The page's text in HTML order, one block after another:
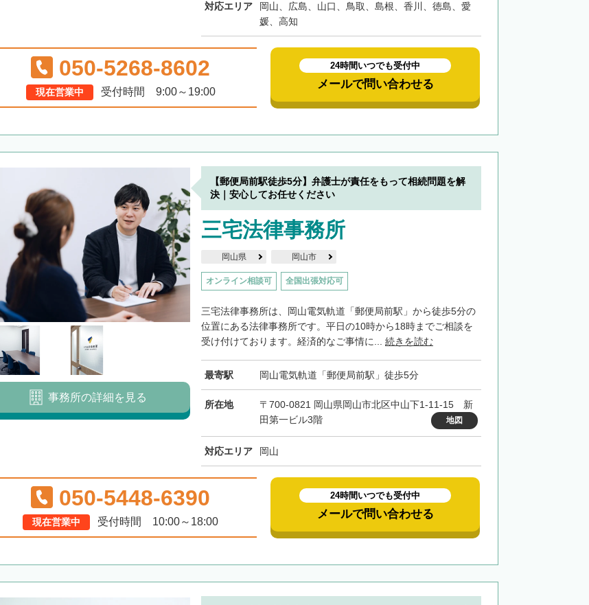
対応エリア
岡山、広島、山口、鳥取、島根、香川、徳島、愛
媛、高知
050-5268-8602
現在営業中 受付時間 9:00～19:00
24時間いつでも受付中
メールで問い合わせる
【郵便局前駅徒歩5分】弁護士が責任をもって相続問題を解
決｜安心してお任せください
三宅法律事務所
岡山県 岡山市
オンライン相談可 全国出張対応可
三宅法律事務所は、岡山電気軌道「郵便局前駅」から徒歩5分の
位置にある法律事務所です。平日の10時から18時までご相談を
受け付けております。経済的なご事情に... 続きを読む
最寄駅 岡山電気軌道「郵便局前駅」徒歩5分
所在地
〒700-0821 岡山県岡山市北区中山下1-11-15 新
田第一ビル3階
地図
対応エリア 岡山
事務所の詳細を見る
050-5448-6390
現在営業中 受付時間 10:00～18:00
24時間いつでも受付中
メールで問い合わせる